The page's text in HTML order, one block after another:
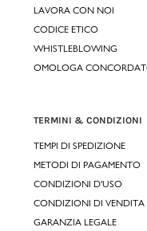
LAVORA CON NOI
CODICE ETICO
WHISTLEBLOWING
OMOLOGA
TERMINI & CONDIZIONI
TEMPI DI SPEDIZIONE
METODI DI PAGAMENTO
CONDIZIONI D'USO
CONDIZIONI DI VENDITA
GARANZIA LEGALE